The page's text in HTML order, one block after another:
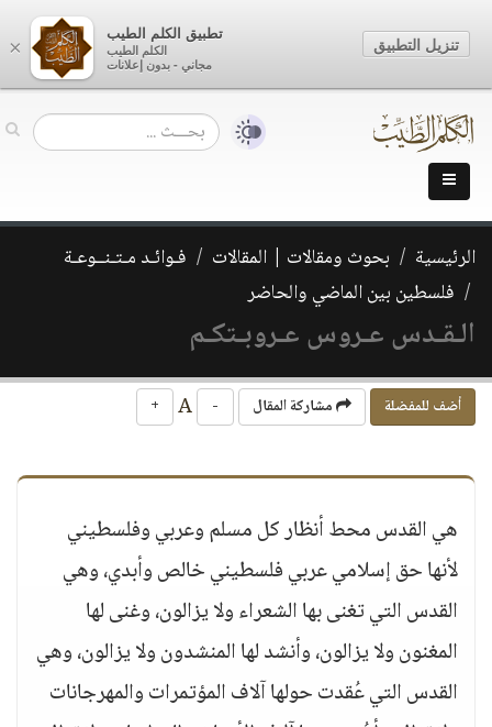
الرئيسية بحوث ومقالات | المقالات
فـوائـد مـتـنــوعـة
فلسطين بين الماضي والحاضر
الـقـدس عـروس عـروبـتكـم
أضف للمفضلة مشاركة المقال -
+
هي القدس محط أنظار كل مسلم وعربي وفلسطيني
لأنها حق إسلامي عربي فلسطيني خالص وأبدي، وهي
القدس التي تغنى بها الشعراء ولا يزالون، وغنى لها
المغنون ولا يزالون، وأنشد لها المنشدون ولا يزالون، وهي
القدس التي عُقدت حولها آلاف المؤتمرات والمهرجانات
×
تطبيق الكلم الطيب
الكلم الطيب
مجاني - بدون إعلانات
تنزيل التطبيق